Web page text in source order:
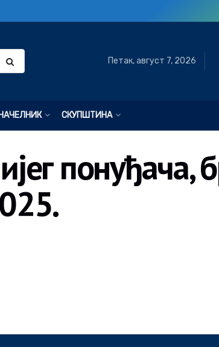
Петак, август 7, 2026
НАЧЕЛНИК СКУПШТИНА
понуђача,